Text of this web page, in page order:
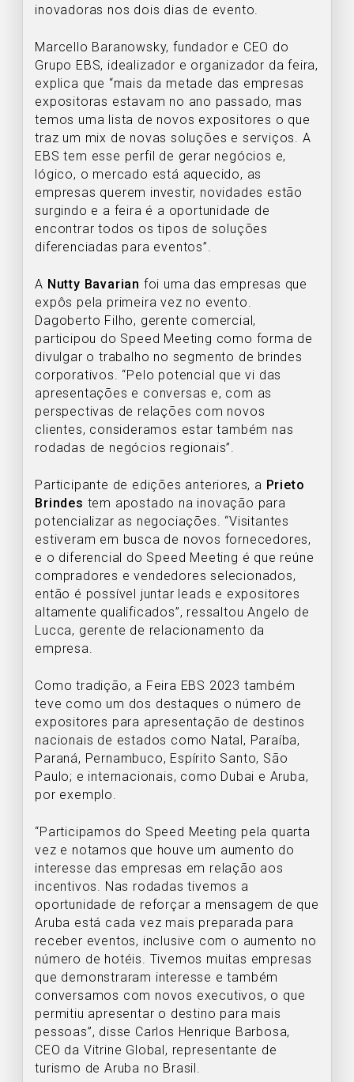
inovadoras nos dois dias de evento.
Marcello Baranowsky, fundador e CEO do
Grupo EBS, idealizador e organizador da feira,
explica que “mais da metade das empresas
expositoras estavam no ano passado, mas
temos uma lista de novos expositores o que
traz um mix de novas soluções e serviços. A
EBS tem esse perfil de gerar negócios e,
lógico, o mercado está aquecido, as
empresas querem investir, novidades estão
surgindo e a feira é a oportunidade de
encontrar todos os tipos de soluções
diferenciadas para eventos”.
A Nutty Bavarian foi uma das empresas que
expôs pela primeira vez no evento.
Dagoberto Filho, gerente comercial,
participou do Speed Meeting como forma de
divulgar o trabalho no segmento de brindes
corporativos. “Pelo potencial que vi das
apresentações e conversas e, com as
perspectivas de relações com novos
clientes, consideramos estar também nas
rodadas de negócios regionais”.
Participante de edições anteriores, a Prieto
Brindes tem apostado na inovação para
potencializar as negociações. “Visitantes
estiveram em busca de novos fornecedores,
e o diferencial do Speed Meeting é que reúne
compradores e vendedores selecionados,
então é possível juntar leads e expositores
altamente qualificados”, ressaltou Angelo de
Lucca, gerente de relacionamento da
empresa.
Como tradição, a Feira EBS 2023 também
teve como um dos destaques o número de
expositores para apresentação de destinos
nacionais de estados como Natal, Paraíba,
Paraná, Pernambuco, Espírito Santo, São
Paulo; e internacionais, como Dubai e Aruba,
por exemplo.
“Participamos do Speed Meeting pela quarta
vez e notamos que houve um aumento do
interesse das empresas em relação aos
incentivos. Nas rodadas tivemos a
oportunidade de reforçar a mensagem de que
Aruba está cada vez mais preparada para
receber eventos, inclusive com o aumento no
número de hotéis. Tivemos muitas empresas
que demonstraram interesse e também
conversamos com novos executivos, o que
permitiu apresentar o destino para mais
pessoas”, disse Carlos Henrique Barbosa,
CEO da Vitrine Global, representante de
turismo de Aruba no Brasil.